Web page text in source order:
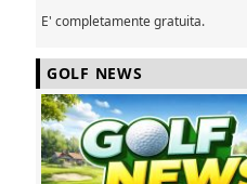
E' completamente gratuita.
GOLF NEWS